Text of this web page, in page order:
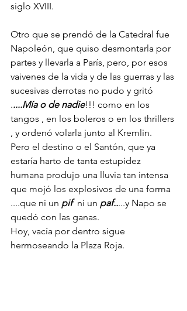
siglo XVIII.
Otro que se prendó de la Catedral fue
Napoleón, que quiso desmontarla por
partes y llevarla a París, pero, por esos
vaivenes de la vida y de las guerras y las
sucesivas derrotas no pudo y gritó
.....Mía o de nadie!!! como en los
tangos , en los boleros o en los thrillers
, y ordenó volarla junto al Kremlin.
Pero el destino o el Santón, que ya
estaría harto de tanta estupidez
humana produjo una lluvia tan intensa
que mojó los explosivos de una forma
....que ni un pif ni un paf.....y Napo se
quedó con las ganas.
Hoy, vacía por dentro sigue
hermoseando la Plaza Roja.